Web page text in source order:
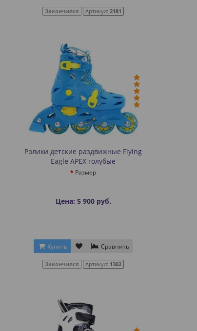
Закончился Артикул:2181
Ролики детские раздвижные Flying
Eagle APEX голубые
Размер
Цена: 5 900 руб.
Купить Сравнить
Закончился Артикул: 1302